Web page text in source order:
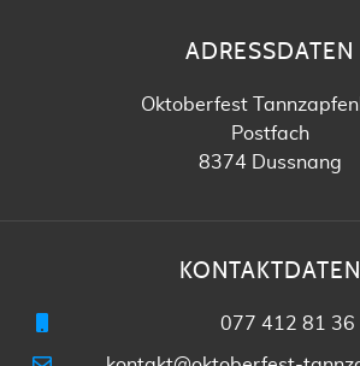
ADRESSDATEN
Oktoberfest
Postfach
8374 Dussnang
KONTAKTDATEN
077 412 81 36